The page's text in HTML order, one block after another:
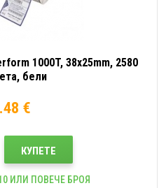
1000T, 38x25mm, 2580
бели
€
КУПЕТЕ
ИЛИ ПОВЕЧЕ БРОЯ